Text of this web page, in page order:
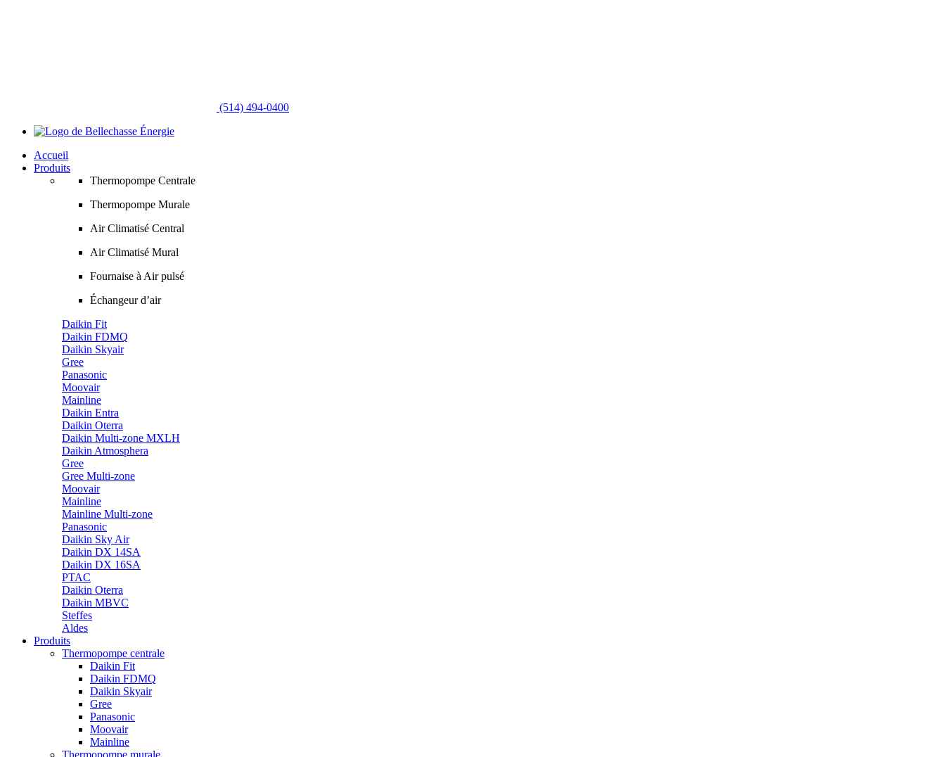
(514) 494-0400
Accueil
Produits
Thermopompe Centrale
Thermopompe Murale
Air Climatisé Central
Air Climatisé Mural
Fournaise à Air pulsé
Échangeur d’air
Daikin Fit
Daikin FDMQ
Daikin Skyair
Gree
Panasonic
Moovair
Mainline
Daikin Entra
Daikin Oterra
Daikin Multi-zone MXLH
Daikin Atmosphera
Gree
Gree Multi-zone
Moovair
Mainline
Mainline Multi-zone
Panasonic
Daikin Sky Air
Daikin DX 14SA
Daikin DX 16SA
PTAC
Daikin Oterra
Daikin MBVC
Steffes
Aldes
Produits
Thermopompe centrale
Daikin Fit
Daikin FDMQ
Daikin Skyair
Gree
Panasonic
Moovair
Mainline
Thermopompe murale